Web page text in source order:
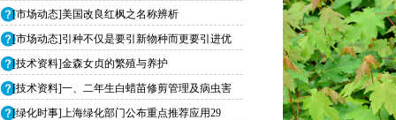
[市场动态]美国改良红枫之名称辨析
[市场动态]引种不仅是要引新物种而更要引进优
[技术资料]金森女贞的繁殖与养护
[技术资料]一、二年生白蜡苗修剪管理及病虫害
[绿化时事]上海绿化部门公布重点推荐应用29